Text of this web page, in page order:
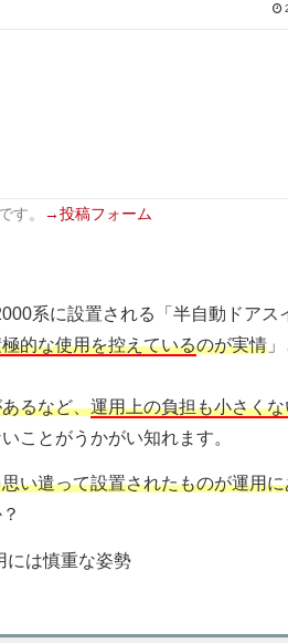
す。 →投稿フォーム
系に設置される「半自動ドアス
的な使用を控えているのが実情
るなど、運用上の負担も小さく
ことがうかがい知れます。
い遣って設置されたものが運用
には慎重な姿勢